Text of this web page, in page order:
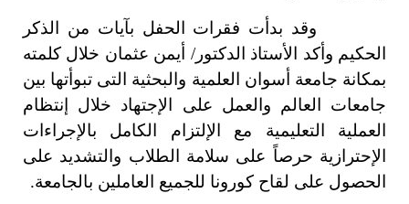
وقد بدأت فقرات الحفل بآيات من الذكر
الحكيم وأكد الأستاذ الدكتور/ أيمن عثمان خلال كلمته
بمكانة جامعة أسوان العلمية والبحثية التى تبوأتها بين
جامعات العالم والعمل على الإجتهاد خلال إنتظام
العملية التعليمية مع الإلتزام الكامل بالإجراءات
الإحترازية حرصاً على سلامة الطلاب والتشديد على
الحصول على لقاح كورونا للجميع العاملين بالجامعة.